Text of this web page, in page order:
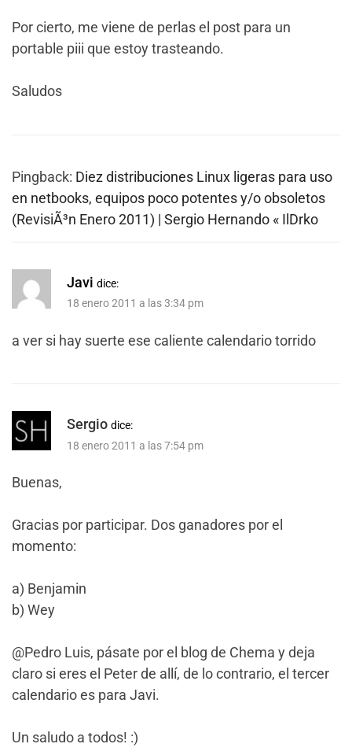
Por cierto, me viene de perlas el post para un
portable piii que estoy trasteando.
Saludos
Pingback: Diez distribuciones Linux ligeras para uso
en netbooks, equipos poco potentes y/o obsoletos
(RevisiÃ³n Enero 2011) | Sergio Hernando « IlDrko
Javi dice:
18 enero 2011 a las 3:34 pm
a ver si hay suerte ese caliente calendario torrido
Sergio dice:
18 enero 2011 a las 7:54 pm
Buenas,
Gracias por participar. Dos ganadores por el
momento:
a) Benjamin
b) Wey
@Pedro Luis, pásate por el blog de Chema y deja
claro si eres el Peter de allí, de lo contrario, el tercer
calendario es para Javi.
Un saludo a todos! :)